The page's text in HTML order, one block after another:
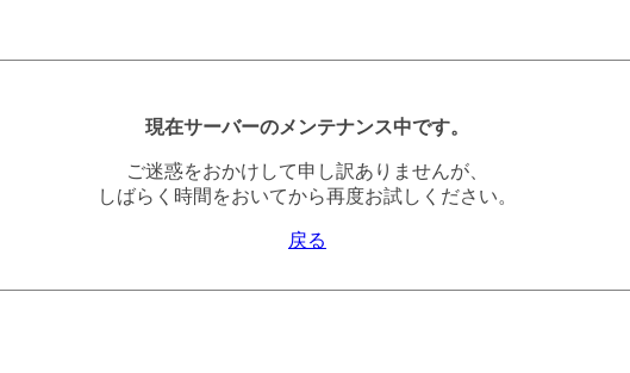
現在サーバーのメンテナンス中です。
ご迷惑をおかけして申し訳ありませんが、
しばらく時間をおいてから再度お試しください。
戻る